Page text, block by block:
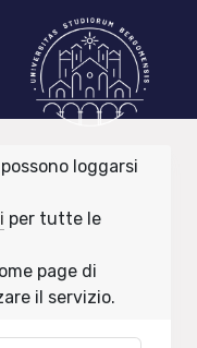
loggarsi
per tutte le
page di
il servizio.